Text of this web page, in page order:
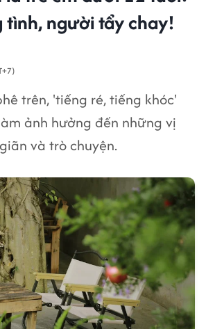
tình, người tẩy chay!
trên, 'tiếng ré, tiếng khóc'
ảnh hưởng đến những vị
và trò chuyện.